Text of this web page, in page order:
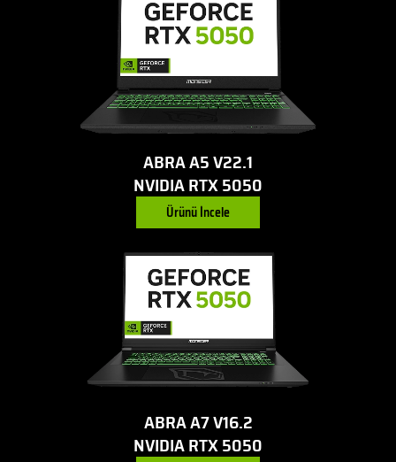
ABRA A5 V22.1
NVIDIA RTX 5050
Ürünü İncele
ABRA A7 V16.2
NVIDIA RTX 5050